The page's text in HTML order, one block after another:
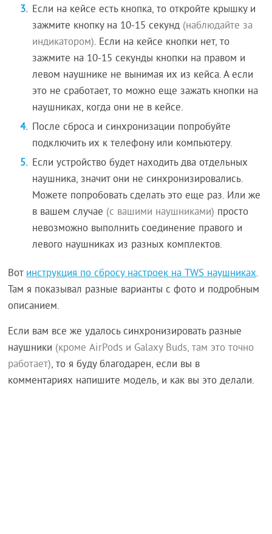
Если на кейсе есть кнопка, то откройте крышку и
зажмите кнопку на 10-15 секунд (наблюдайте за
индикатором). Если на кейсе кнопки нет, то
зажмите на 10-15 секунды кнопки на правом и
левом наушнике не вынимая их из кейса. А если
это не сработает, то можно еще зажать кнопки на
наушниках, когда они не в кейсе.
После сброса и синхронизации попробуйте
подключить их к телефону или компьютеру.
Если устройство будет находить два отдельных
наушника, значит они не синхронизировались.
Можете попробовать сделать это еще раз. Или же
в вашем случае (с вашими наушниками) просто
невозможно выполнить соединение правого и
левого наушниках из разных комплектов.
Вотинструкция по сбросу настроек на TWS наушниках.
Там я показывал разные варианты с фото и подробным
описанием.
Если вам все же удалось синхронизировать разные
наушники (кроме AirPods и Galaxy Buds, там это точно
работает), то я буду благодарен, если вы в
комментариях напишите модель, и как вы это делали.